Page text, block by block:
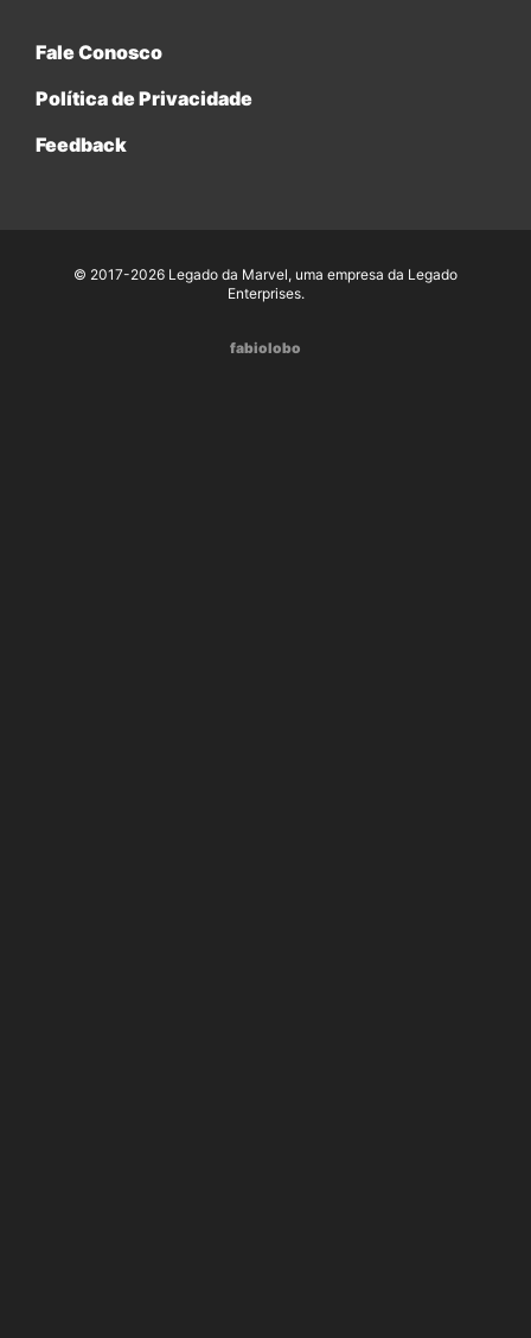
Fale Conosco
Política de Privacidade
Feedback
© 2017-2026 Legado da Marvel, uma empresa da Legado
Enterprises.
fabiolobo